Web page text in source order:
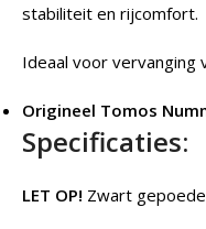
stabiliteit en rijcomfort.
Ideaal voor vervanging
Origineel Tomos
Specificaties:
LET OP! Zwart